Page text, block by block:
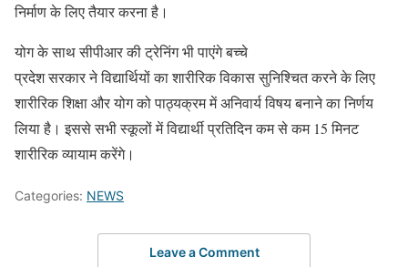
निर्माण के लिए तैयार करना है।
योग के साथ सीपीआर की ट्रेनिंग भी पाएंगे बच्चे
प्रदेश सरकार ने विद्यार्थियों का शारीरिक विकास सुनिश्चित करने के लिए
शारीरिक शिक्षा और योग को पाठ्यक्रम में अनिवार्य विषय बनाने का निर्णय
लिया है। इससे सभी स्कूलों में विद्यार्थी प्रतिदिन कम से कम 15 मिनट
शारीरिक व्यायाम करेंगे।
Categories: NEWS
Leave a Comment